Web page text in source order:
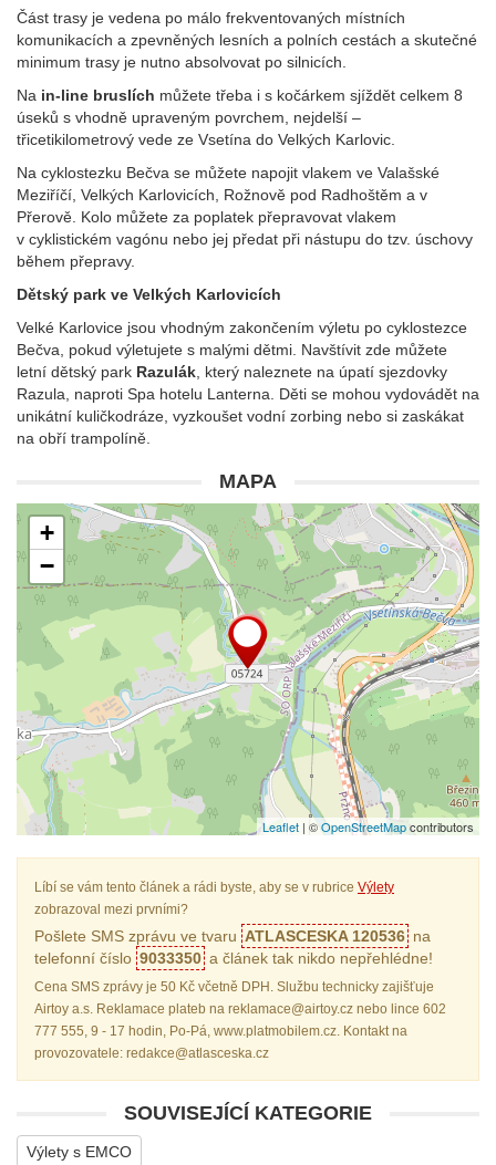
Část trasy je vedena po málo frekventovaných místních
komunikacích a zpevněných lesních a polních cestách a skutečné
minimum trasy je nutno absolvovat po silnicích.
Na in-line bruslích můžete třeba i s kočárkem sjíždět celkem 8
úseků s vhodně upraveným povrchem, nejdelší –
třicetikilometrový vede ze Vsetína do Velkých Karlovic.
Na cyklostezku Bečva se můžete napojit vlakem ve Valašské
Meziříčí, Velkých Karlovicích, Rožnově pod Radhoštěm a v
Přerově. Kolo můžete za poplatek přepravovat vlakem
v cyklistickém vagónu nebo jej předat při nástupu do tzv. úschovy
během přepravy.
Dětský park ve Velkých Karlovicích
Velké Karlovice jsou vhodným zakončením výletu po cyklostezce
Bečva, pokud výletujete s malými dětmi. Navštívit zde můžete
letní dětský park Razulák , který naleznete na úpatí sjezdovky
Razula, naproti Spa hotelu Lanterna. Děti se mohou vydovádět na
unikátní kuličkodráze, vyzkoušet vodní zorbing nebo si zaskákat
na obří trampolíně.
MAPA
+
−
Leaflet | ©OpenStreetMapcontributors
Líbí se vám tento článek a rádi byste, aby se v rubrice Výlety
zobrazoval mezi prvními?
Pošlete SMS zprávu ve tvaru ATLASCESKA 120536 na
telefonní číslo 9033350 a článek tak nikdo nepřehlédne!
Cena SMS zprávy je 50 Kč včetně DPH. Službu technicky zajišťuje
Airtoy a.s. Reklamace plateb na reklamace@airtoy.cz nebo lince 602
777 555, 9 - 17 hodin, Po-Pá, www.platmobilem.cz. Kontakt na
provozovatele: redakce@atlasceska.cz
SOUVISEJÍCÍ KATEGORIE
Výlety s EMCO